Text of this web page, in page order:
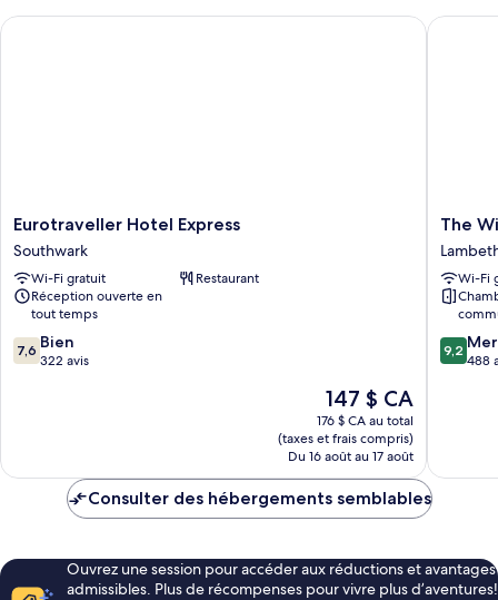
Eurotraveller
Hotel
Express
Southwark
Eurotraveller Hotel Express
Southwark
Wi-Fi gratuit
Restaurant
Réception ouverte en
tout temps
7.6
sur
7,6 Bien
322 avis
Le
prix
est
de
147 $ CA
147 $ CA
176 $ CA au total
(taxes et frais compris)
Du 16 août au 17 août
Eurotraveller Hotel Express
The
The
Wi-Fi
9.2
sur
9,2
488
The
Consulter des hébergements semblables
Ouvrez une session pour accéder aux réductions et avantages
admissibles. Plus de récompenses pour vivre plus d’aventures!